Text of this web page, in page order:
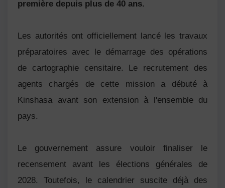
première depuis plus de 40 ans.
Les autorités ont officiellement lancé les travaux
préparatoires avec le démarrage des opérations
de cartographie censitaire. Le recrutement des
agents chargés de cette mission a débuté à
Kinshasa avant son extension à l'ensemble du
pays.
Le gouvernement assure vouloir finaliser le
recensement avant les élections générales de
2028. Toutefois, le calendrier suscite déjà des